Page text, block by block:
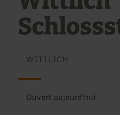
WITTLICH
Ouvert aujourd'hui